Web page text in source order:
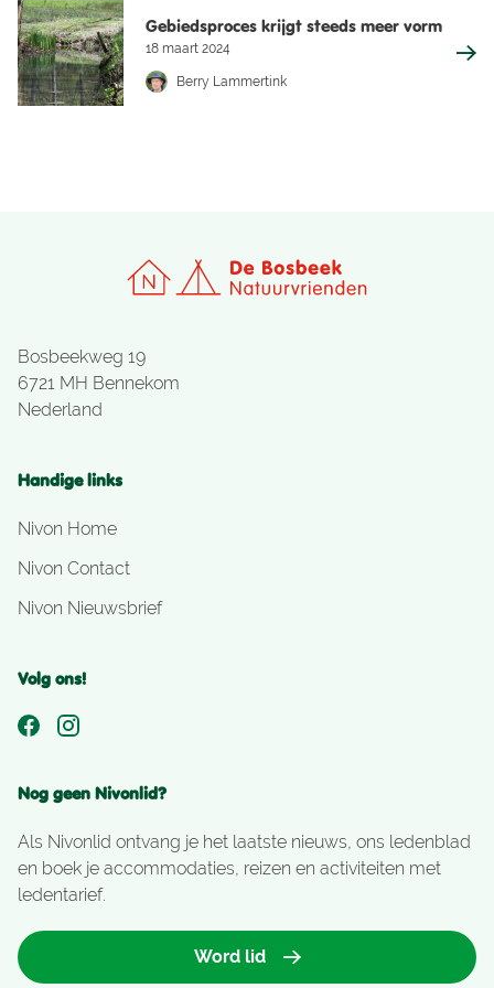
Gebiedsproces krijgt steeds meer vorm
18 maart 2024
Berry Lammertink
Bosbeekweg 19
6721 MH Bennekom
Nederland
Handige links
Nivon Home
Nivon Contact
Nivon Nieuwsbrief
Volg ons!
Nog geen Nivonlid?
Als Nivonlid ontvang je het laatste nieuws, ons ledenblad
en boek je accommodaties, reizen en activiteiten met
ledentarief.
Word lid